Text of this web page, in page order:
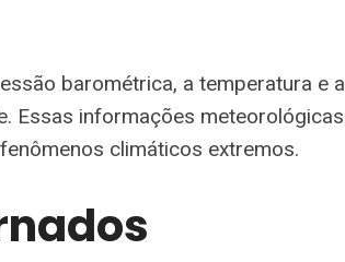
barométrica, a temperatura e a
Essas informações meteorológicas
climáticos extremos.